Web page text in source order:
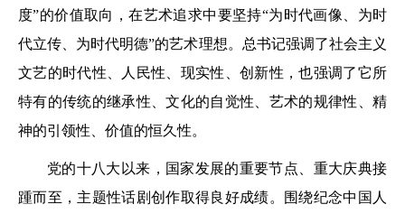
度”的价值取向，在艺术追求中要坚持“为时代画像、为时
代立传、为时代明德”的艺术理想。总书记强调了社会主义
文艺的时代性、人民性、现实性、创新性，也强调了它所
特有的传统的继承性、文化的自觉性、艺术的规律性、精
神的引领性、价值的恒久性。
党的十八大以来，国家发展的重要节点、重大庆典接
踵而至，主题性话剧创作取得良好成绩。围绕纪念中国人